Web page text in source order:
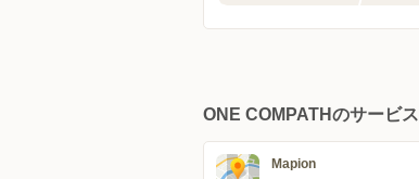
ONE COMPATHのサービス
Mapion